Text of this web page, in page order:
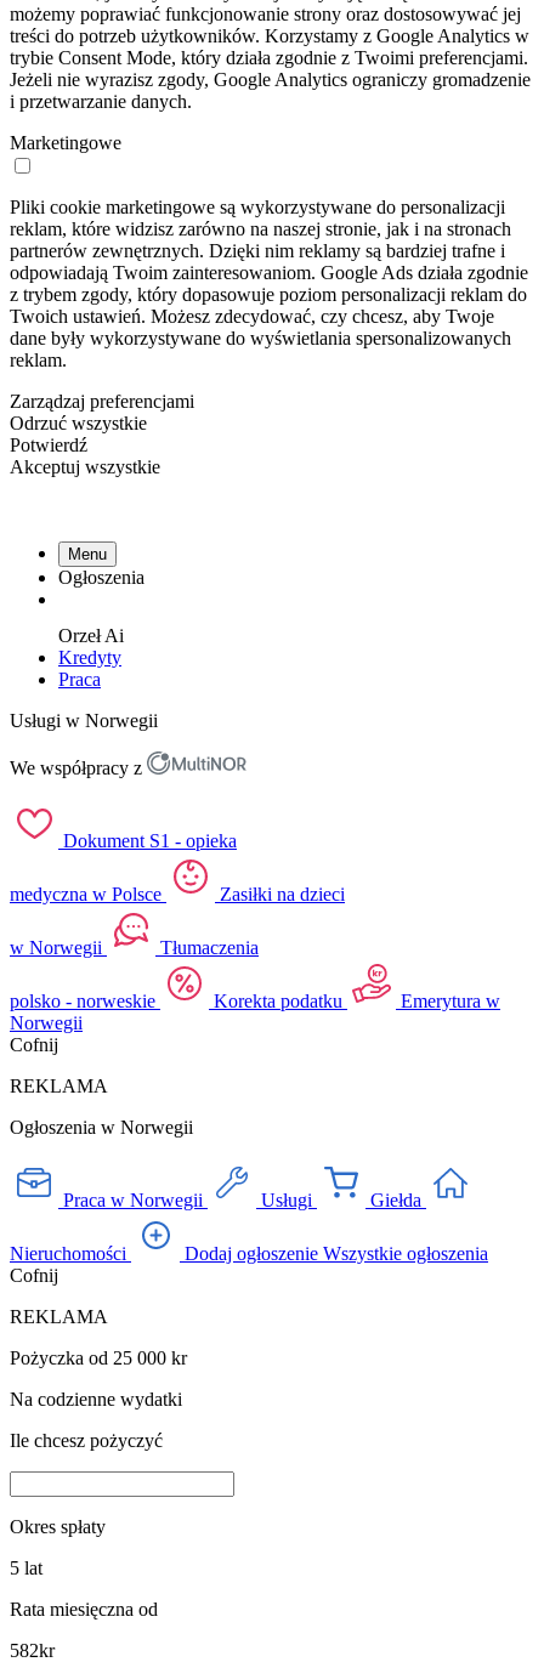
możemy poprawiać funkcjonowanie strony oraz dostosowywać jej
treści do potrzeb użytkowników. Korzystamy z Google Analytics w
trybie Consent Mode, który działa zgodnie z Twoimi preferencjami.
Jeżeli nie wyrazisz zgody, Google Analytics ograniczy gromadzenie
i przetwarzanie danych.
Marketingowe
Pliki cookie marketingowe są wykorzystywane do personalizacji
reklam, które widzisz zarówno na naszej stronie, jak i na stronach
partnerów zewnętrznych. Dzięki nim reklamy są bardziej trafne i
odpowiadają Twoim zainteresowaniom. Google Ads działa zgodnie
z trybem zgody, który dopasowuje poziom personalizacji reklam do
Twoich ustawień. Możesz zdecydować, czy chcesz, aby Twoje
dane były wykorzystywane do wyświetlania spersonalizowanych
reklam.
Zarządzaj preferencjami
Odrzuć wszystkie
Potwierdź
Akceptuj wszystkie
Menu
Ogłoszenia
OrzełAi
Kredyty
Praca
Usługi w Norwegii
We współpracy z
Dokument S1 - opieka
medyczna w Polsce Zasiłki na dzieci
w Norwegii Tłumaczenia
polsko - norweskie Korekta podatku
Emerytura w
Norwegii
Cofnij
REKLAMA
Ogłoszenia w Norwegii
Praca w Norwegii Usługi Giełda
Nieruchomości Dodaj ogłoszenie Wszystkie ogłoszenia
Cofnij
REKLAMA
Pożyczka od 25 000 kr
Na codzienne wydatki
Ile chcesz pożyczyć
Okres spłaty
5 lat
Rata miesięczna od
582kr